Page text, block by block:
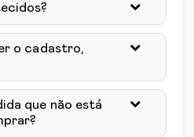
o cadastro,
que não está